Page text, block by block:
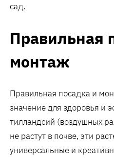
сад.
Правильная
монтаж
Правильная посадка и
значение для здоровья и
тилландсий (воздушных
не растут в почве, эти
универсальные и